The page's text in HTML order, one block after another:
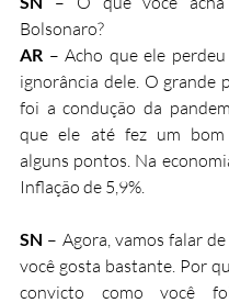
Bolsonaro?
AR – Acho que ele
ignorância dele. O grande
foi a condução da
que ele até fez um bom
alguns pontos. Na
Inflação de 5,9%.
SN – Agora, vamos falar
você gosta bastante. Por
convicto como você